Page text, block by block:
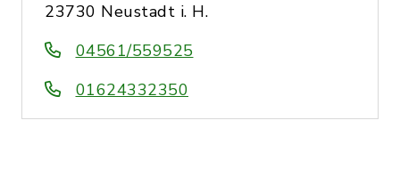
23730 Neustadt i. H.
04561/559525
01624332350